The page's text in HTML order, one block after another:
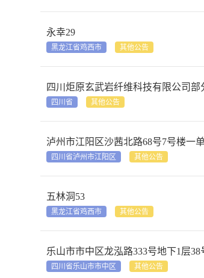
永幸29
黑龙江省鸡西市 其他公告
四川炬原玄武岩纤维科技有限公司部
四川省 其他公告
泸州市江阳区沙茜北路68号7号楼一
四川省泸州市江阳区 其他公告
五林洞53
黑龙江省鸡西市 其他公告
乐山市市中区龙泓路333号地下1层38
四川省乐山市市中区 其他公告